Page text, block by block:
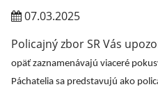
07.03.2025
Policajný zbor SR Vás
opäť zaznamenávajú viaceré
Páchatelia sa predstavujú ako